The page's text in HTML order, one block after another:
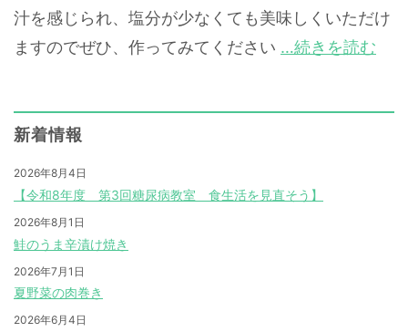
汁を感じられ、塩分が少なくても美味しくいただけ
ますのでぜひ、作ってみてください …続きを読む
新着情報
【令和8年度 第3回糖尿病教室 食生活を見直そう】
2026年8月4日
鮭のうま辛漬け焼き
2026年8月1日
夏野菜の肉巻き
2026年7月1日
2026年6月4日